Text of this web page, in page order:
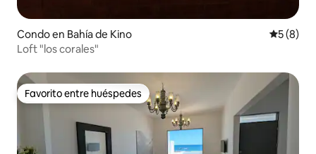
Condo en Bahía de Kino
5 (8)
Loft "los corales"
Favorito entre huéspedes
Favorito entre huéspedes